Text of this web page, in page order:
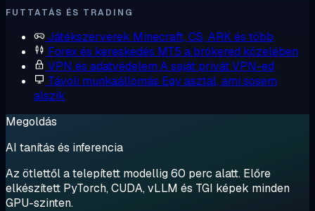
FUTTATÁS ÉS TRADING
Játékszerverek Minecraft, CS, ARK és több
Forex és kereskedés MT5 a brókered közelében
VPN és adatvédelem A saját privát VPN-ed
Távoli munkaállomás Egy asztal, ami sosem
alszik
Megoldás
AI tanítás és inferencia
Az ötlettől a telepített modellig 60 perc alatt. Előre
elkészített PyTorch, CUDA, vLLM és TGI képek minden
GPU-szinten.